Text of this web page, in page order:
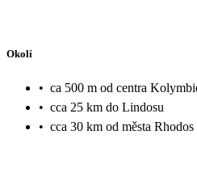
Okolí
• ca 500 m od centra
• cca 25 km do Lindosu
• cca 30 km od města Rhodos